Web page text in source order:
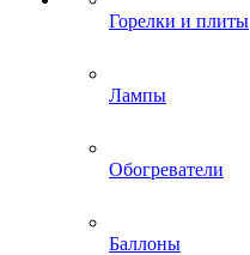
Горелки и плиты
Лампы
Обогреватели
Баллоны